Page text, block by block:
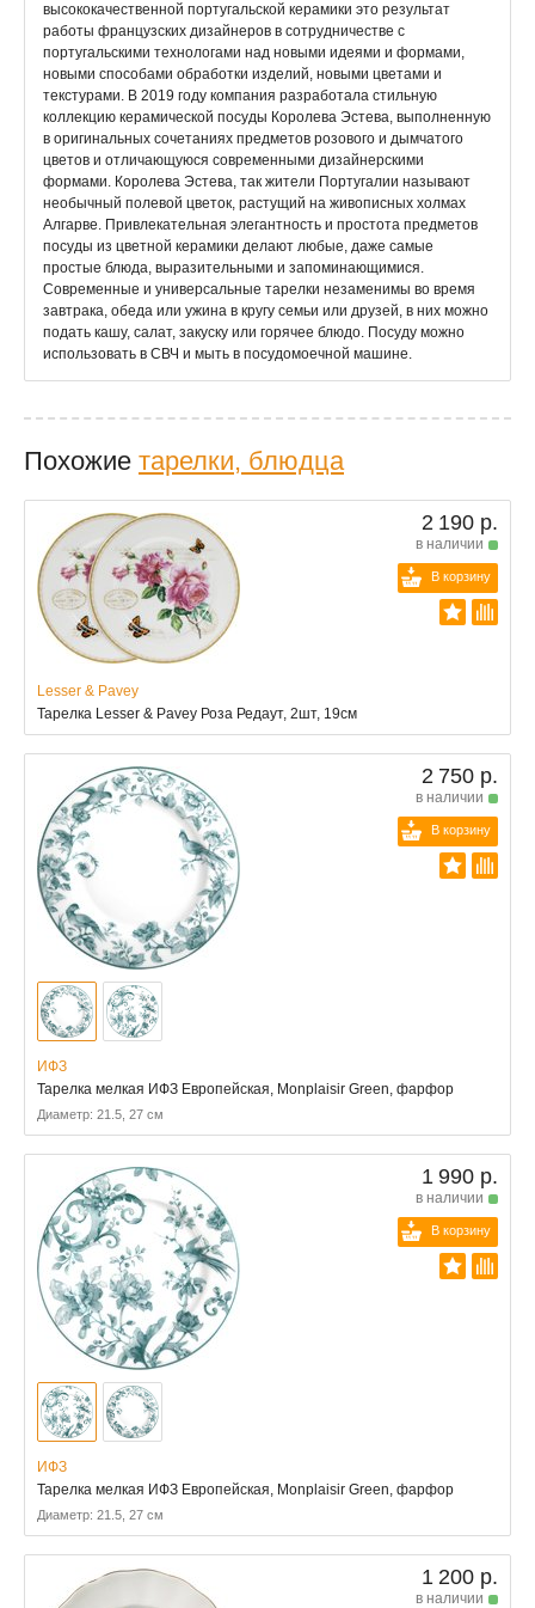
высококачественной португальской керамики это результат
работы французских дизайнеров в сотрудничестве с
португальскими технологами над новыми идеями и формами,
новыми способами обработки изделий, новыми цветами и
текстурами. В 2019 году компания разработала стильную
коллекцию керамической посуды Королева Эстева, выполненную
в оригинальных сочетаниях предметов розового и дымчатого
цветов и отличающуюся современными дизайнерскими
формами. Королева Эстева, так жители Португалии называют
необычный полевой цветок, растущий на живописных холмах
Алгарве. Привлекательная элегантность и простота предметов
посуды из цветной керамики делают любые, даже самые
простые блюда, выразительными и запоминающимися.
Современные и универсальные тарелки незаменимы во время
завтрака, обеда или ужина в кругу семьи или друзей, в них можно
подать кашу, салат, закуску или горячее блюдо. Посуду можно
использовать в СВЧ и мыть в посудомоечной машине.
Похожие тарелки, блюдца
2 190 р.
в наличии
В корзину
Lesser & Pavey
Тарелка Lesser & Pavey Роза Редаут, 2шт, 19см
2 750 р.
в наличии
В корзину
ИФЗ
Тарелка мелкая ИФЗ Европейская, Monplaisir Green, фарфор
Диаметр: 21.5, 27 см
1 990 р.
в наличии
В корзину
ИФЗ
Тарелка мелкая ИФЗ Европейская, Monplaisir Green, фарфор
Диаметр: 21.5, 27 см
1 200 р.
в наличии